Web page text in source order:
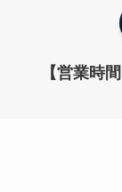
【営業時